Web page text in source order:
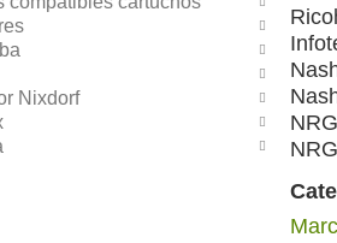
Nixdorf